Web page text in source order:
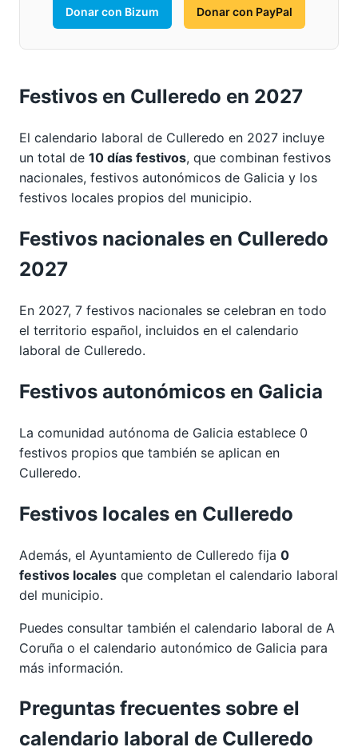
Donar con Bizum Donar con PayPal
Festivos en Culleredo en 2027
El calendario laboral de Culleredo en 2027 incluye
un total de 10 días festivos, que combinan festivos
nacionales, festivos autonómicos de Galicia y los
festivos locales propios del municipio.
Festivos nacionales en Culleredo
2027
En 2027, 7 festivos nacionales se celebran en todo
el territorio español, incluidos en el calendario
laboral de Culleredo.
Festivos autonómicos en Galicia
La comunidad autónoma de Galicia establece 0
festivos propios que también se aplican en
Culleredo.
Festivos locales en Culleredo
Además, el Ayuntamiento de Culleredo fija 0
festivos locales que completan el calendario laboral
del municipio.
Puedes consultar también el calendario laboral de A
Coruña o el calendario autonómico de Galicia para
más información.
Preguntas frecuentes sobre el
calendario laboral de Culleredo